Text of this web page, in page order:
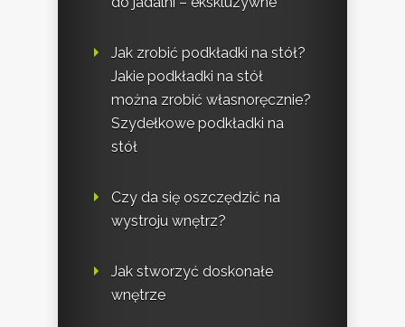
Jak zrobić podkładki na stół?
Jakie podkładki na stół
można zrobić własnoręcznie?
Szydełkowe podkładki na
stół
Czy da się oszczędzić na
wystroju wnętrz?
Jak stworzyć doskonałe
wnętrze